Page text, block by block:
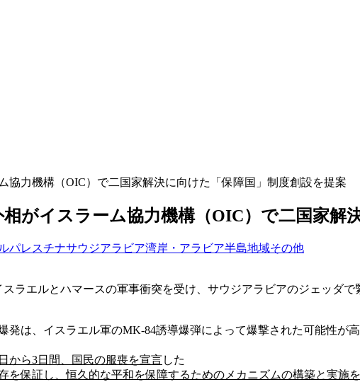
協力機構（OIC）で二国家解決に向けた「保障国」制度創設を提案
がイスラーム協力機構（OIC）で二国家解
パレスチナサウジアラビア湾岸・アラビア半島地域その他
ラエルとハマースの軍事衝突を受け、サウジアラビアのジェッダ
発は、イスラエル軍のMK-84誘導爆弾によって爆撃された可能性が
から3日間、国民の服喪を宣言した
を保証し、恒久的な平和を保障するためのメカニズムの構築と実施